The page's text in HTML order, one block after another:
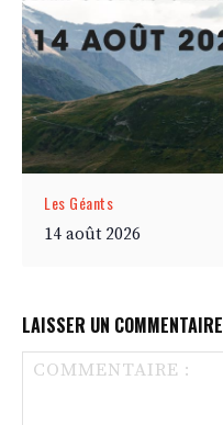
Les Géants
14 août 2026
LAISSER UN COMMENTAIRE